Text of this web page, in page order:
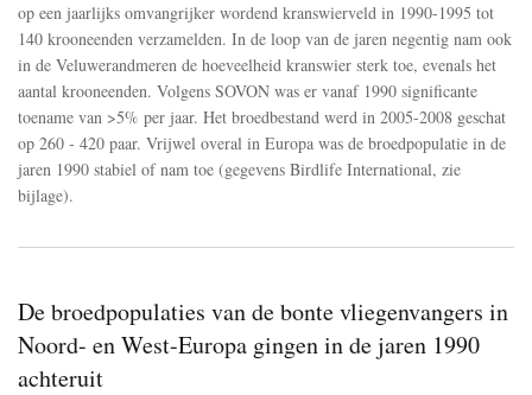
op een jaarlijks omvangrijker wordend kranswierveld in 1990-1995 tot
140 krooneenden verzamelden. In de loop van de jaren negentig nam ook
in de Veluwerandmeren de hoeveelheid kranswier sterk toe, evenals het
aantal krooneenden. Volgens SOVON was er vanaf 1990 significante
toename van >5% per jaar. Het broedbestand werd in 2005-2008 geschat
op 260 - 420 paar. Vrijwel overal in Europa was de broedpopulatie in de
jaren 1990 stabiel of nam toe (gegevens Birdlife International, zie
bijlage).
De broedpopulaties van de bonte vliegenvangers in
Noord- en West-Europa gingen in de jaren 1990
achteruit